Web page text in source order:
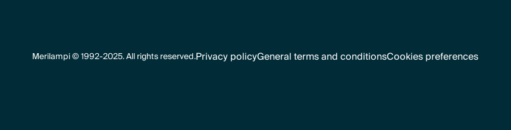
Merilampi © 1992-2025. All rights reserved.Privacy policyGeneral terms and conditionsCookies preferences